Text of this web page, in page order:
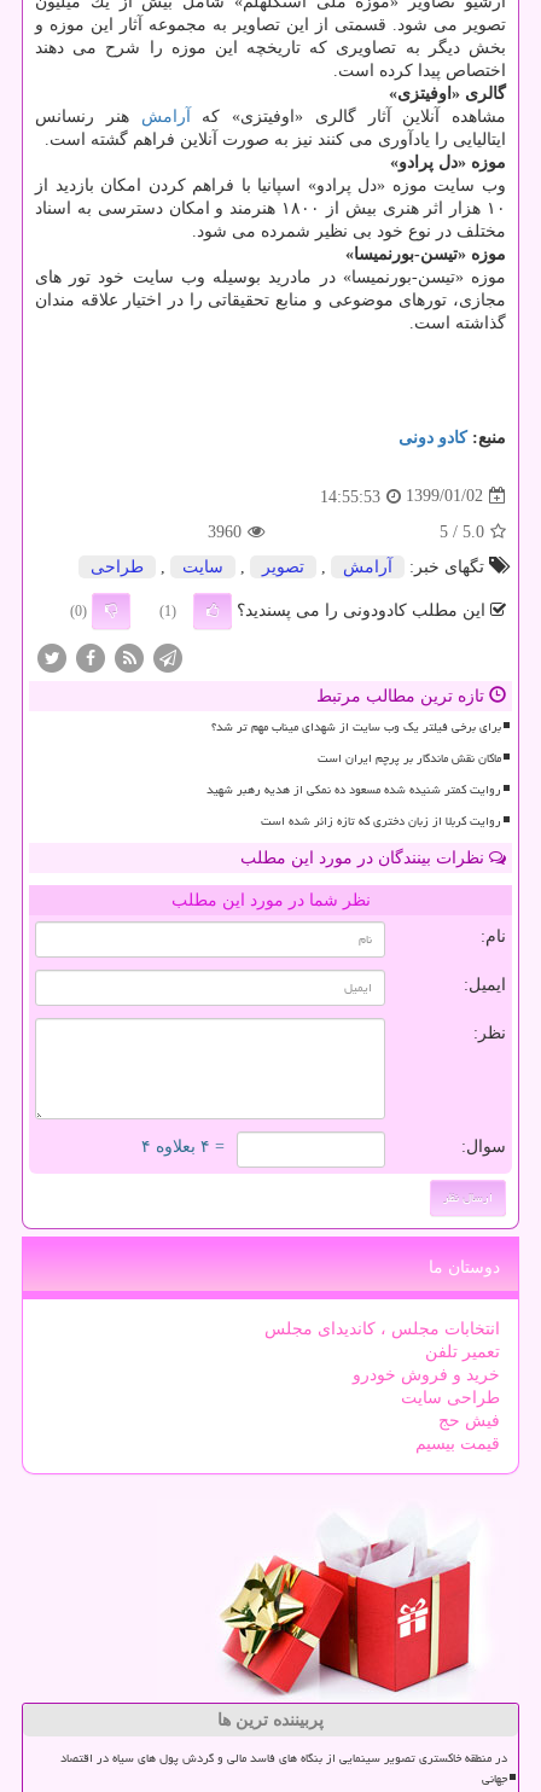
تصویر می شود. قسمتی از این تصاویر به مجموعه آثار این موزه و
بخش دیگر به تصاویری كه تاریخچه این موزه را شرح می دهند
اختصاص پیدا كرده است.
گالری «اوفیتزی»
مشاهده آنلاین آثار گالری «اوفیتزی» كه آرامش هنر رنسانس
ایتالیایی را یادآوری می كنند نیز به صورت آنلاین فراهم گشته است.
موزه «دل پرادو»
وب سایت موزه «دل پرادو» اسپانیا با فراهم كردن امكان بازدید از
۱۰ هزار اثر هنری بیش از ۱۸۰۰ هنرمند و امكان دسترسی به اسناد
مختلف در نوع خود بی نظیر شمرده می شود.
موزه «تیسن-بورنمیسا»
موزه «تیسن-بورنمیسا» در مادرید بوسیله وب سایت خود تور های
مجازی، تورهای موضوعی و منابع تحقیقاتی را در اختیار علاقه مندان
گذاشته است.
منبع:كادو دونی
1399/01/02
14:55:53
5.0
/ 5
3960
تگهای خبر:
آرامش تصویر سایت طراحی
این مطلب کادودونی را می پسندید؟ (1)
(0)
تازه ترین مطالب مرتبط
برای برخی فیلتر یک وب سایت از شهدای میناب مهم تر شد؟
ماکان نقش ماندگار بر پرچم ایران است
روایت کمتر شنیده شده مسعود ده نمکی از هدیه رهبر شهید
روایت کربلا از زبان دختری که تازه زائر شده است
نظرات بینندگان در مورد این مطلب
نظر شما در مورد این مطلب
نام:
ایمیل:
نظر:
سوال: = ۴ بعلاوه ۴
دوستان ما
انتخابات مجلس ، کاندیدای مجلس
تعمیر تلفن
خرید و فروش خودرو
طراحی سایت
فیش حج
قیمت بیسیم
پربیننده ترین ها
در منطقه خاکستری تصویر سینمایی از بنگاه های فاسد مالی و گردش پول های سیاه در اقتصاد
جهانی